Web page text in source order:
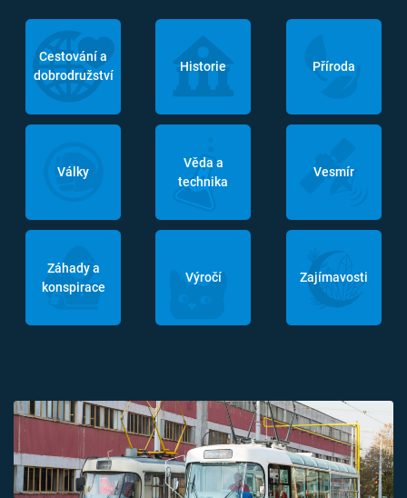
Cestování a
dobrodružství
Historie Příroda
Války
Věda a
technika
Vesmír
Záhady a
konspirace
Výročí Zajímavosti